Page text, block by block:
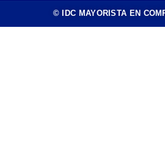
© IDC MAYORISTA EN